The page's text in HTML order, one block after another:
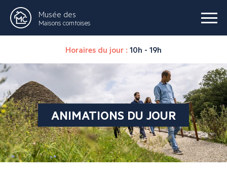
Musée des
Maisons comtoises
Horaires du jour : 10h - 19h
ANIMATIONS DU JOUR